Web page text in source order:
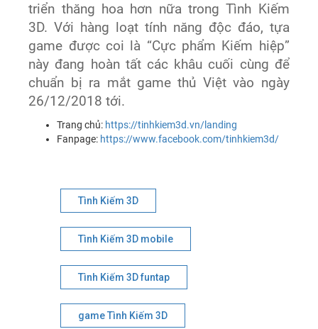
triển thăng hoa hơn nữa trong Tình Kiếm
3D. Với hàng loạt tính năng độc đáo, tựa
game được coi là “Cực phẩm Kiếm hiệp”
này đang hoàn tất các khâu cuối cùng để
chuẩn bị ra mắt game thủ Việt vào ngày
26/12/2018 tới.
Trang chủ: https://tinhkiem3d.vn/landing
Fanpage: https://www.facebook.com/tinhkiem3d/
Tình Kiếm 3D
Tình Kiếm 3D mobile
Tình Kiếm 3D funtap
game Tình Kiếm 3D